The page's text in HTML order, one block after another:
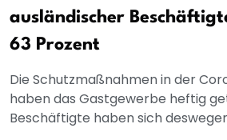
ausländischer
63 Prozent
Die Schutzmaßnahmen in der
haben das Gastgewerbe heftig
Beschäftigte haben sich